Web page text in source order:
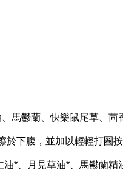
馬鬱蘭、快樂鼠尾草、茴
於下腹，並加以輕輕打圏
油*、月見草油*、馬鬱蘭